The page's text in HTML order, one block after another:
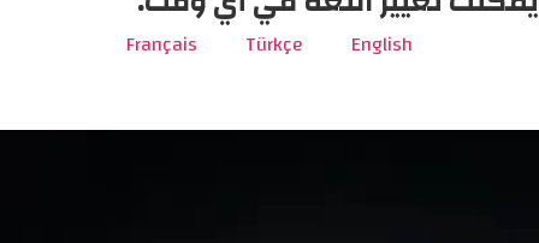
English
Türkçe
Français